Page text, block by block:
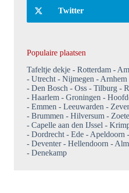
Twitter
Populaire plaatsen
Tafeltje dekje
Rotterdam
Utrecht
Nijmegen Arnhem
Den Bosch
Oss Tilburg
Haarlem
Groningen
Emmen
Leeuwarden
Brummen
Hilversum
Capelle aan den IJssel
Dordrecht
Ede Apeldoorn
Deventer
Hellendoorn
Denekamp